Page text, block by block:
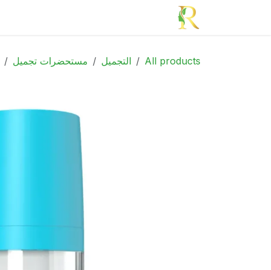
تخطي للذهاب إلى المحتوى
All products التجميل مستحضرات تجميل